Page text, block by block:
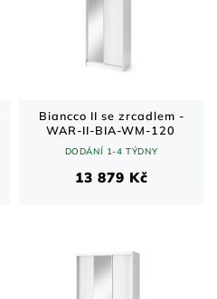
Biancco II se zrcadlem -
WAR-II-BIA-WM-120
DODÁNÍ 1-4 TÝDNY
13 879 Kč